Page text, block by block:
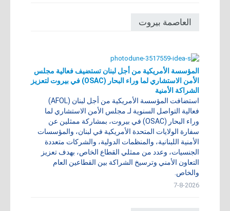
العاصمة بيروت
المؤسسة الأمريكية من أجل لبنان تستضيف فعالية مجلس
الأمن الاستشاري لما وراء البحار (OSAC) في بيروت لتعزيز
الشراكة الأمنية
استضافت المؤسسة الأمريكية من أجل لبنان (AFOL)
فعالية التواصل السنوية لـ مجلس الأمن الاستشاري لما
وراء البحار (OSAC) في بيروت، بمشاركة ممثلين عن
سفارة الولايات المتحدة الأمريكية في لبنان، والمؤسسات
الأمنية اللبنانية، والمنظمات الدولية، والشركات متعددة
الجنسيات، وعدد من ممثلي القطاع الخاص، بهدف تعزيز
التعاون الأمني وترسيخ الشراكة بين القطاعين العام
والخاص.
7-8-2026